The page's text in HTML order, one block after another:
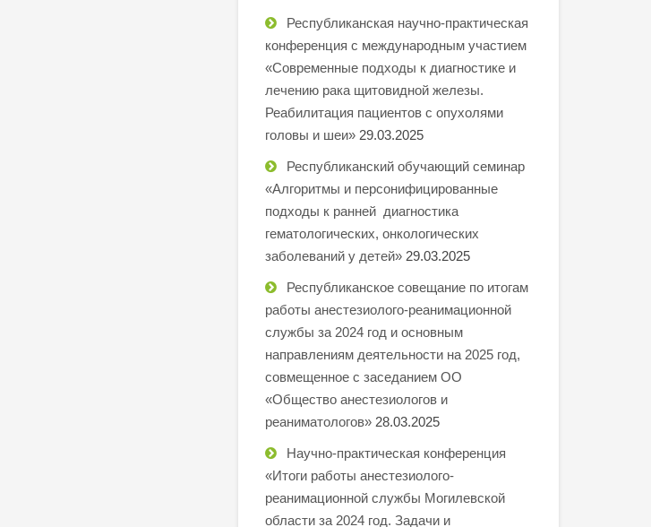
Республиканская научно-практическая
конференция с международным участием
«Современные подходы к диагностике и
лечению рака щитовидной железы.
Реабилитация пациентов с опухолями
головы и шеи» 29.03.2025
Республиканский обучающий семинар
«Алгоритмы и персонифицированные
подходы к ранней диагностика
гематологических, онкологических
заболеваний у детей» 29.03.2025
Республиканское совещание по итогам
работы анестезиолого-реанимационной
службы за 2024 год и основным
направлениям деятельности на 2025 год,
совмещенное с заседанием ОО
«Общество анестезиологов и
реаниматологов» 28.03.2025
Научно-практическая конференция
«Итоги работы анестезиолого-
реанимационной службы Могилевской
области за 2024 год. Задачи и